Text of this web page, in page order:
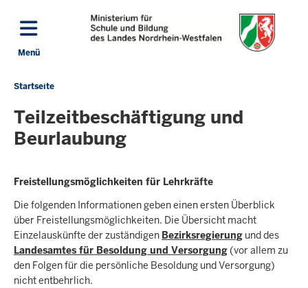
Direkt zum Inhalt
Menü
Sie
sich
hier
Startseite
Teilzeitbeschäftigung und
Beurlaubung
Freistellungsmöglichkeiten für Lehrkräfte
Die folgenden Informationen geben einen ersten Überblick
über Freistellungsmöglichkeiten. Die Übersicht macht
Einzelauskünfte der zuständigen Bezirksregierung und des
Landesamtes für Besoldung und Versorgung(vor allem zu
den Folgen für die persönliche Besoldung und Versorgung)
nicht entbehrlich.